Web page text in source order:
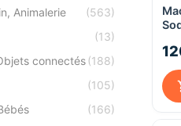
Animalerie
(563)
(13)
connectés(188)
(105)
(166)